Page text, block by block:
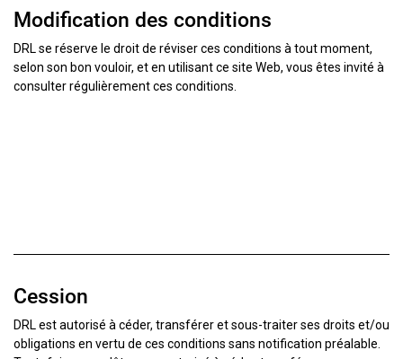
Modification des conditions
DRL se réserve le droit de réviser ces conditions à tout moment,
selon son bon vouloir, et en utilisant ce site Web, vous êtes invité à
consulter régulièrement ces conditions.
Cession
DRL est autorisé à céder, transférer et sous-traiter ses droits et/ou
obligations en vertu de ces conditions sans notification préalable.